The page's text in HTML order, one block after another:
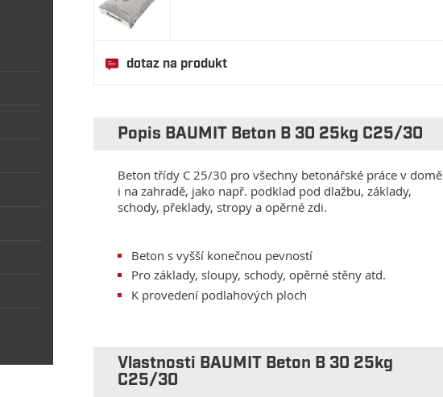
dotaz na produkt
Popis BAUMIT Beton B 30 25kg C25/30
Beton třídy C 25/30 pro všechny betonářské práce v domě
i na zahradě, jako např. podklad pod dlažbu, základy,
schody, překlady, stropy a opěrné zdi.
Beton s vyšší konečnou pevností
Pro základy, sloupy, schody, opěrné stěny atd.
K provedení podlahových ploch
Vlastnosti BAUMIT Beton B 30 25kg
C25/30